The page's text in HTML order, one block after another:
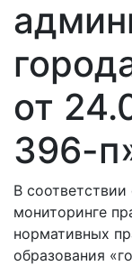
от
396-
В
мониторинге
нормативных
образования